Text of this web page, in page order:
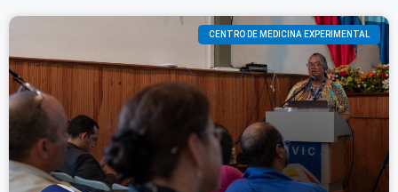
CENTRO DE MEDICINA EXPERIMENTAL